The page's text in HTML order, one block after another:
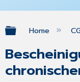
Expand/
Home